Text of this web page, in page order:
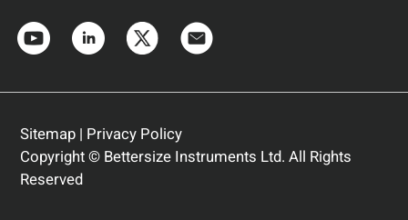
Sitemap| Privacy Policy
Copyright © Bettersize Instruments Ltd. All Rights
Reserved